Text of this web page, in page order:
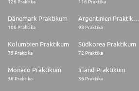
126 Praktika 116 Praktika
Dänemark Praktikum
106 Praktika 98 Praktika
Kolumbien Praktikum
75 Praktika
Südkorea Praktikum
72 Praktika
Monaco Praktikum
36 Praktika
Irland Praktikum
36 Praktika